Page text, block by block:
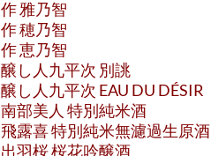
作 雅乃智
作 穂乃智
作 恵乃智
醸し人九平次 別誂
醸し人九平次 EAU DU DÉSIR
南部美人 特別純米酒
飛露喜 特別純米無濾過生原酒
出羽桜 桜花吟醸酒